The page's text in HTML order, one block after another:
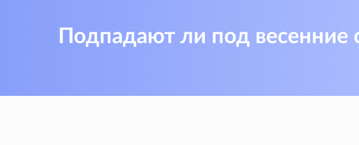
Подпадают ли под весенние